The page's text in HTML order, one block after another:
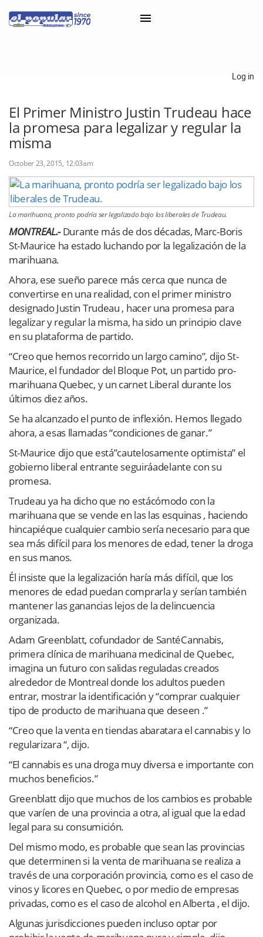
Classifieds
Categorías
Iniciar sesión con Clascal
×
Log in
El Primer Ministro Justin Trudeau hace
la promesa para legalizar y regular la
misma
October 23, 2015, 12:03am
La marihuana, pronto podría ser legalizado bajo los liberales de Trudeau.
MONTREAL.- Durante más de dos décadas, Marc-Boris
St-Maurice ha estado luchando por la legalización de la
marihuana.
Ahora, ese sueño parece más cerca que nunca de
convertirse en una realidad, con el primer ministro
designado Justin Trudeau , hacer una promesa para
legalizar y regular la misma, ha sido un principio clave
en su plataforma de partido.
“Creo que hemos recorrido un largo camino”, dijo St-
Maurice, el fundador del Bloque Pot, un partido pro-
marihuana Quebec, y un carnet Liberal durante los
últimos diez años.
Se ha alcanzado el punto de inflexión. Hemos llegado
ahora, a esas llamadas “condiciones de ganar.”
St-Maurice dijo que está”cautelosamente optimista” el
gobierno liberal entrante seguiráadelante con su
promesa.
Trudeau ya ha dicho que no estácómodo con la
marihuana que se vende en las las esquinas , haciendo
hincapiéque cualquier cambio sería necesario para que
sea más difícil para los menores de edad, tener la droga
en sus manos.
Él insiste que la legalización haría más difícil, que los
menores de edad puedan comprarla y serían también
mantener las ganancias lejos de la delincuencia
organizada.
Adam Greenblatt, cofundador de SantéCannabis,
primera clínica de marihuana medicinal de Quebec,
imagina un futuro con salidas reguladas creados
alrededor de Montreal donde los adultos pueden
entrar, mostrar la identificación y “comprar cualquier
tipo de producto de marihuana que deseen .”
“Creo que la venta en tiendas abaratara el cannabis y lo
regularizara “, dijo.
“El cannabis es una droga muy diversa e importante con
muchos beneficios.”
Greenblatt dijo que muchos de los cambios es probable
que varíen de una provincia a otra, al igual que la edad
legal para su consumición.
Del mismo modo, es probable que sean las provincias
que determinen si la venta de marihuana se realiza a
través de una corporación provincia, como es el caso de
vinos y licores en Quebec, o por medio de empresas
privadas, como es el caso de alcohol en Alberta , el dijo.
Algunas jurisdicciones pueden incluso optar por